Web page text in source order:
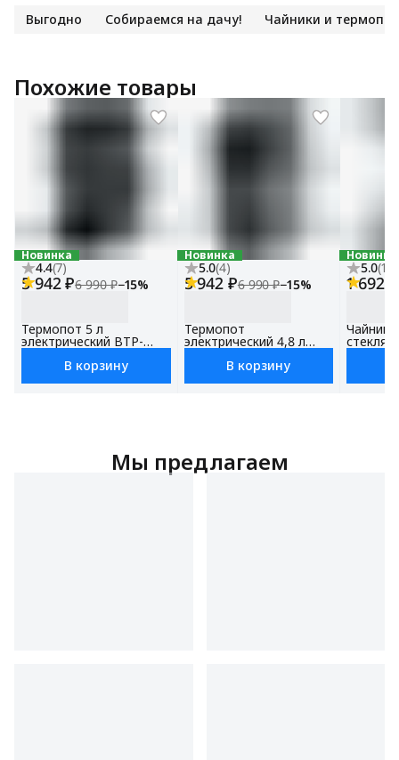
Выгодно Собираемся на дачу! Чайники и
Похожие товары
Новинка
4.4(7)
5 942 ₽6 990 ₽−15%
Термопот 5 л
электрический BTP-
1500, с поддержанием
температуры,
Сенсорное управление,
В корзину
Новинка
5.0(4)
5 942 ₽6 990 ₽−15%
Термопот
электрический 4,8 л
BTP-1400, с
поддержанием
температуры,LED-
В корзину
Новинка
5.0(12
1 692 ₽
Чайник
объем
Мы предлагаем